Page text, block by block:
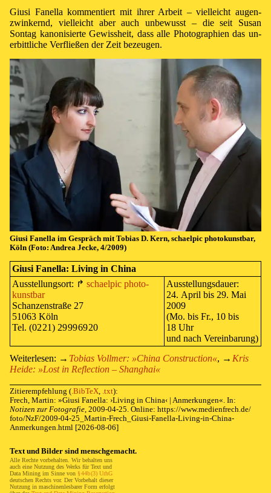
Giusi Fanella kom­men­tiert mit ih­rer Ar­beit – viel­leicht au­gen­
zwin­kernd, viel­leicht aber auch un­be­wusst – die seit Susan
Sontag ka­no­ni­sier­te Ge­wiss­heit, dass alle Pho­to­gra­phi­en das un­
er­bitt­liche Ver­flie­ßen der Zeit be­zeu­gen.
Giusi Fa­nella im Ge­spräch mit To­bi­as D. Kern, schael­pic pho­to­kunst­bar,
Köln (Fo­to: An­drea Jecke, 4/2009)
Giusi Fanella:Liv­ing in China
Aus­stel­lungs­ort: ↱ ⁠ ⁠schael­pic pho­to­
kunst­bar
Schan­zen­stra­ße 27
51063 Köln
Tel. (02 21) 29 99 69 20
Aus­stel­lungs­dau­er:
24. April bis 29. Mai
2009
(Mo. bis Fr., 10 bis
18 Uhr
und nach Ver­ein­ba­rung)
Weiterlesen: → Tobias Vollmer: »⁠China Con­struc­tion⁠«, → Kris
Heide: »⁠Lost in Re­flec­tion – Shang­hai⁠«
Zitierempfehlung ( .BibTeX .txt):
Frech, Martin: »Giusi Fanella: ›⁠Liv­ing in China⁠‹ | An­mer­kun­gen«. In:
Notizen zur Fotografie 2009-04-25 . Online: https://www.medienfrech. de/
foto/NzF/2009-04-25_ Martin-Frech_ Giusi-Fanella-Living-in-China-
Anmerkungen. html [2026-08-06]
Text und Bil­der sind mensch­ge­macht.
Al­le Rech­te vor­be­hal­ten. Wir be­hal­ten uns
auch eine Nutz­ung des Werks fürText und
Da­ta Min­ing im Sin­ne von §⁠ ⁠44b⁠ ⁠(3) UrhG
deut­schen Rechts vor. Der Vor­be­halt die­ser
Nut­zung in ma­schi­nen­les­ba­rer Form er­folgt